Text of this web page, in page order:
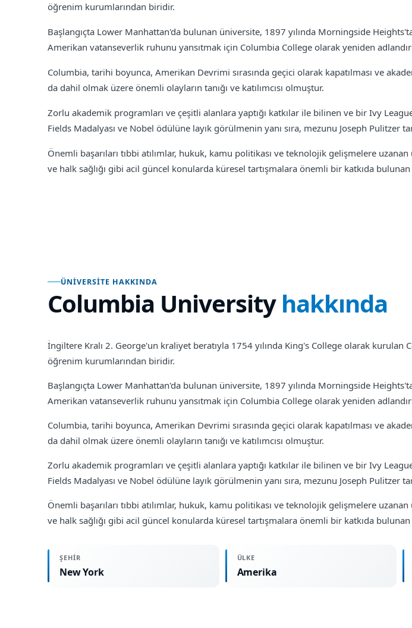
öğrenim kurumlarından biridir.
Başlangıçta Lower Manhattan'da bulunan üniversite, 1897 yılında Morningside
Amerikan vatanseverlik ruhunu yansıtmak için Columbia College olarak yeniden
Columbia, tarihi boyunca, Amerikan Devrimi sırasında geçici olarak kapatılması ve
da dahil olmak üzere önemli olayların tanığı ve katılımcısı olmuştur.
Zorlu akademik programları ve çeşitli alanlara yaptığı katkılar ile bilinen ve bir Ivy
Fields Madalyası ve Nobel ödülüne layık görülmenin yanı sıra, mezunu Joseph
Önemli başarıları tıbbi atılımlar, hukuk, kamu politikası ve teknolojik gelişmelere
ve halk sağlığı gibi acil güncel konularda küresel tartışmalara önemli bir katkıda
ÜNIVERSITE HAKKINDA
Columbia University hakkında
İngiltere Kralı 2. George'un kraliyet beratıyla 1754 yılında King's College olarak
öğrenim kurumlarından biridir.
Başlangıçta Lower Manhattan'da bulunan üniversite, 1897 yılında Morningside
Amerikan vatanseverlik ruhunu yansıtmak için Columbia College olarak yeniden
Columbia, tarihi boyunca, Amerikan Devrimi sırasında geçici olarak kapatılması ve
da dahil olmak üzere önemli olayların tanığı ve katılımcısı olmuştur.
Zorlu akademik programları ve çeşitli alanlara yaptığı katkılar ile bilinen ve bir Ivy
Fields Madalyası ve Nobel ödülüne layık görülmenin yanı sıra, mezunu Joseph
Önemli başarıları tıbbi atılımlar, hukuk, kamu politikası ve teknolojik gelişmelere
ve halk sağlığı gibi acil güncel konularda küresel tartışmalara önemli bir katkıda
ŞEHIR
New York
ÜLKE
Amerika